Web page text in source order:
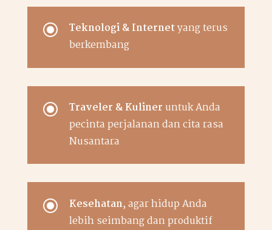
\ Teknologi & Internetyang terus
berkembang
\ Traveler & Kuliner untuk Anda
pecinta perjalanan dan cita rasa
Nusantara
\ Kesehatan, agar hidup Anda
lebih seimbang dan produktif